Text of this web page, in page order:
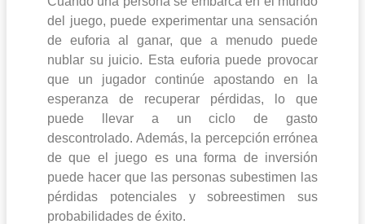
del juego, puede experimentar una sensación
de euforia al ganar, que a menudo puede
nublar su juicio. Esta euforia puede provocar
que un jugador continúe apostando en la
esperanza de recuperar pérdidas, lo que
puede llevar a un ciclo de gasto
descontrolado. Además, la percepción errónea
de que el juego es una forma de inversión
puede hacer que las personas subestimen las
pérdidas potenciales y sobreestimen sus
probabilidades de éxito.